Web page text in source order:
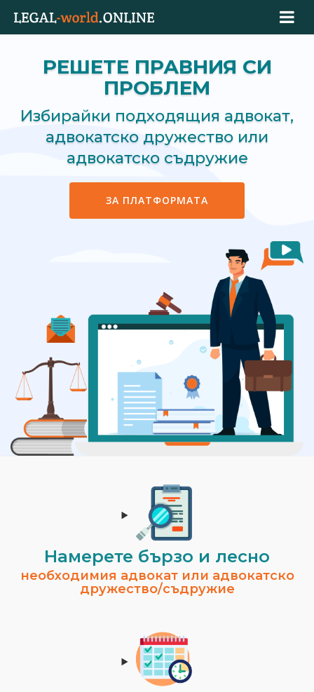
РЕШЕТЕ ПРАВНИЯ СИ
ПРОБЛЕМ
Избирайки подходящия адвокат,
адвокатско дружество или
адвокатско съдружие
ЗА ПЛАТФОРМАТА
Намерете бързо и лесно
необходимия адвокат или адвокатско
дружество/съдружие